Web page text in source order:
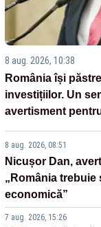
8 aug. 2026, 10:38
România își
investițiilor. Un
avertisment
8 aug. 2026, 08:51
Nicușor Dan,
„România trebuie
economică”
7 aug. 2026, 15:26